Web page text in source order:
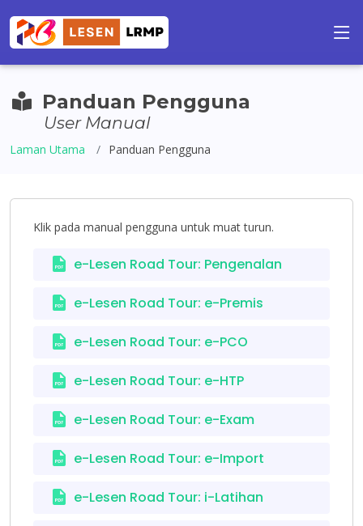
Panduan Pengguna
User Manual
Laman Utama Panduan Pengguna
Klik pada manual pengguna untuk muat turun.
e-Lesen Road Tour: Pengenalan
e-Lesen Road Tour: e-Premis
e-Lesen Road Tour: e-PCO
e-Lesen Road Tour: e-HTP
e-Lesen Road Tour: e-Exam
e-Lesen Road Tour: e-Import
e-Lesen Road Tour: i-Latihan